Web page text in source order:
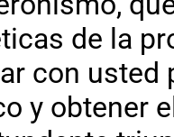
de la
con usted
y obtener